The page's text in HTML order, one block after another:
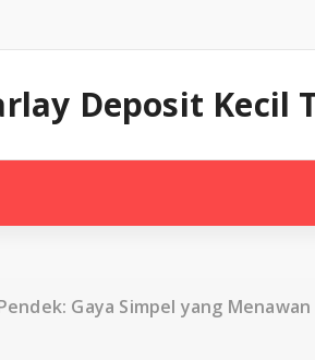
Deposit Kecil
Gaya Simpel yang Menawan